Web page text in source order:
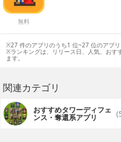
無料
※27 件のアプリのうち1 位~27 位のアプリ
※ランキングは、リリース日、人気、おす
ます。
関連カテゴリ
おすすめタワーディフェ
ンス・奪還系アプリ